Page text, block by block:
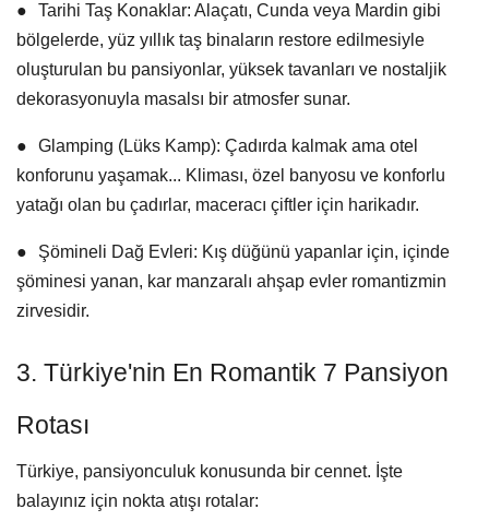
● Tarihi Taş Konaklar: Alaçatı, Cunda veya Mardin gibi
bölgelerde, yüz yıllık taş binaların restore edilmesiyle
oluşturulan bu pansiyonlar, yüksek tavanları ve nostaljik
dekorasyonuyla masalsı bir atmosfer sunar.
● Glamping (Lüks Kamp): Çadırda kalmak ama otel
konforunu yaşamak... Kliması, özel banyosu ve konforlu
yatağı olan bu çadırlar, maceracı çiftler için harikadır.
● Şömineli Dağ Evleri: Kış düğünü yapanlar için, içinde
şöminesi yanan, kar manzaralı ahşap evler romantizmin
zirvesidir.
3. Türkiye'nin En Romantik 7 Pansiyon
Rotası
Türkiye, pansiyonculuk konusunda bir cennet. İşte
balayınız için nokta atışı rotalar: